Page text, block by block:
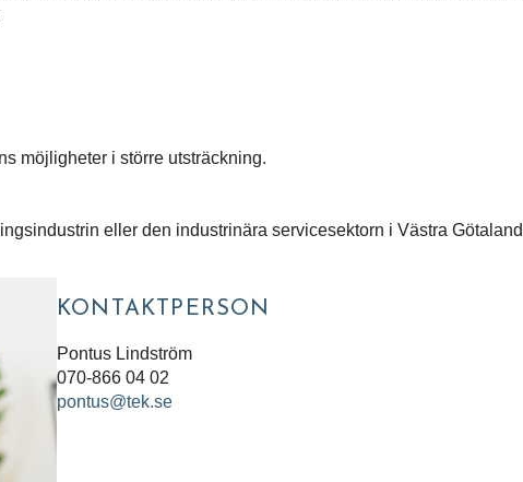
möjligheter i större utsträckning.
eller den industrinära servicesektorn i Västra
KONTAKTPERSON
Pontus Lindström
070-866 04 02
pontus@tek.se